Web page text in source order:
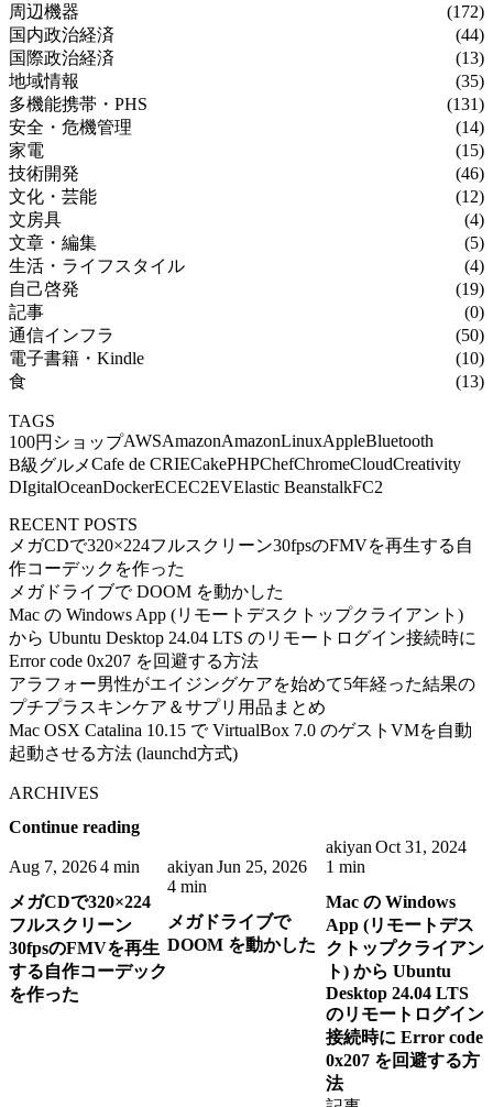
周辺機器
(172)
国内政治経済
(44)
国際政治経済
(13)
地域情報
(35)
多機能携帯・PHS
(131)
安全・危機管理
(14)
家電
(15)
技術開発
(46)
文化・芸能
(12)
文房具
(4)
文章・編集
(5)
生活・ライフスタイル
(4)
自己啓発
(19)
記事
(0)
通信インフラ
(50)
電子書籍・Kindle
(10)
食
(13)
TAGS
100円ショップAWSAmazonAmazonLinuxAppleBluetooth
B級グルメCafe de CRIECakePHPChefChromeCloudCreativity
DIgitalOceanDockerECEC2EVElastic BeanstalkFC2
RECENT POSTS
メガCDで320×224フルスクリーン30fpsのFMVを再生する自
作コーデックを作った
メガドライブで DOOM を動かした
Mac の Windows App (リモートデスクトップクライアント)
から Ubuntu Desktop 24.04 LTS のリモートログイン接続時に
Error code 0x207 を回避する方法
アラフォー男性がエイジングケアを始めて5年経った結果の
プチプラスキンケア＆サプリ用品まとめ
Mac OSX Catalina 10.15 で VirtualBox 7.0 のゲストVMを自動
起動させる方法 (launchd方式)
ARCHIVES
Continue reading
Aug 7, 20264 min
メガCDで320×224
フルスクリーン
30fpsのFMVを再生
する自作コーデック
を作った
akiyan Jun 25, 2026
4 min
メガドライブで
DOOM を動かした
akiyan Oct 31, 2024
1 min
Mac の Windows
App (リモートデス
クトップクライアン
ト) から Ubuntu
Desktop 24.04 LTS
のリモートログイン
接続時に Error code
0x207 を回避する方
法